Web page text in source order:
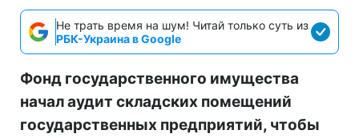
Не трать время на шум! Читай только суть из
РБК-Украина в Google
Фонд государственного имущества
начал аудит складских помещений
государственных предприятий, чтобы